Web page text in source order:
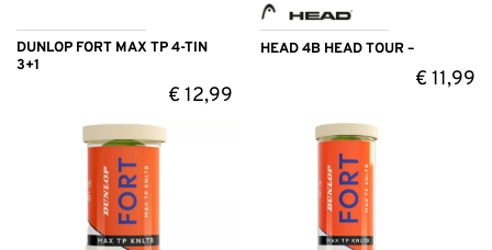
DUNLOP FORT MAX TP 4-TIN
3+1
€12,99
HEAD 4B HEAD TOUR –
€11,99